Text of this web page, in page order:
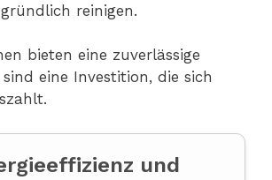
reinigen.
bieten eine zuverlässige
eine Investition, die sich
und